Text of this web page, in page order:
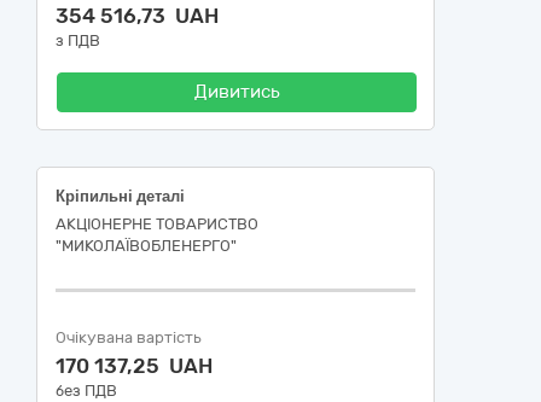
354 516,73 UAH
з ПДВ
Дивитись
Кріпильні деталі
АКЦІОНЕРНЕ ТОВАРИСТВО
"МИКОЛАЇВОБЛЕНЕРГО"
Очікувана вартість
170 137,25 UAH
без ПДВ